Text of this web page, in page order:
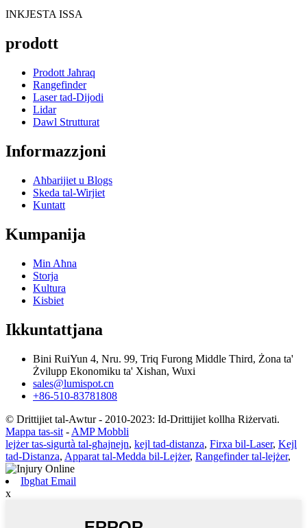
INKJESTA ISSA
prodott
Prodott Jaħraq
Rangefinder
Laser tad-Dijodi
Lidar
Dawl Strutturat
Informazzjoni
Aħbarijiet u Blogs
Skeda tal-Wirjiet
Kuntatt
Kumpanija
Min Aħna
Storja
Kultura
Kisbiet
Ikkuntattjana
Bini RuiYun 4, Nru. 99, Triq Furong Middle Third, Żona ta'
Żvilupp Ekonomiku ta' Xishan, Wuxi
sales@lumispot.cn
+86-510-83781808
© Drittijiet tal-Awtur - 2010-2023: Id-Drittijiet kollha Riżervati.
Mappa tas-sit - AMP Mobbli
lejżer tas-sigurtà tal-għajnejn, kejl tad-distanza, Firxa bil-Laser, Kejl
tad-Distanza, Apparat tal-Medda bil-Lejżer, Rangefinder tal-lejżer,
Ibgħat Email
x